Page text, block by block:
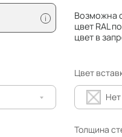
i
Возможна
цвет RAL
цвет в
Цвет
Нет
Толщина